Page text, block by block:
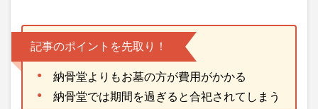
記事のポイントを先取り！
納骨堂よりもお墓の方が費用がかかる
納骨堂では期間を過ぎると合祀されてしまう